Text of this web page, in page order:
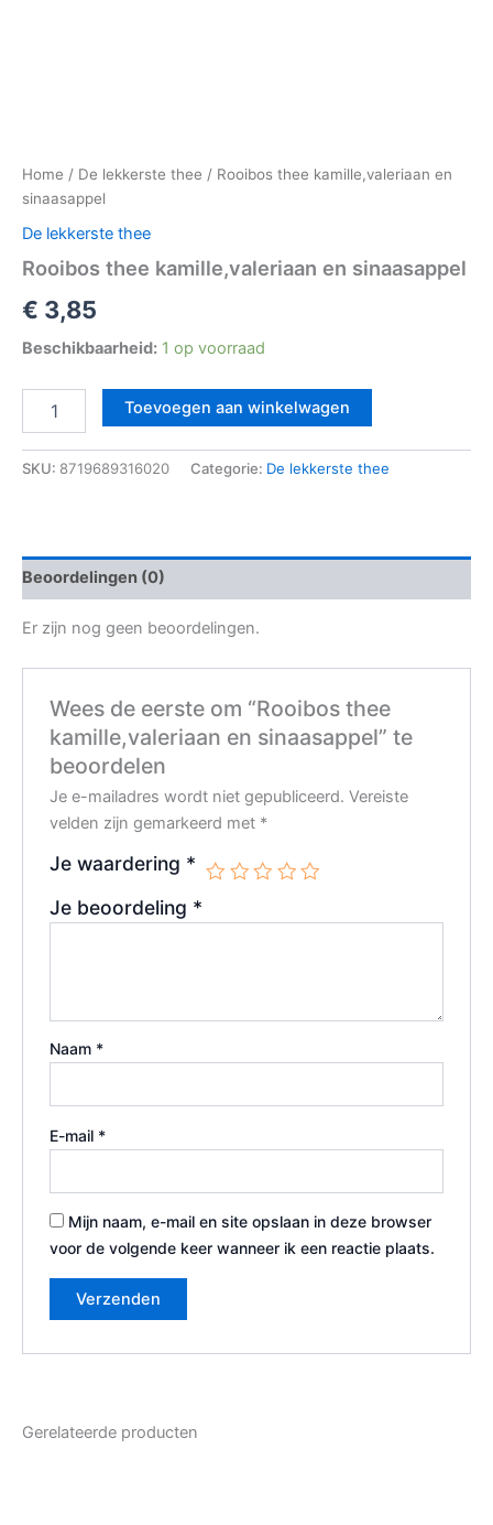
Home / De lekkerste thee / Rooibos thee kamille,valeriaan en
sinaasappel
De lekkerste thee
Rooibos thee kamille,valeriaan en sinaasappel
€ 3,85
Beschikbaarheid: 1 op voorraad
Toevoegen aan winkelwagen
SKU: 8719689316020 Categorie: De lekkerste thee
Beoordelingen (0)
Er zijn nog geen beoordelingen.
Wees de eerste om “Rooibos thee
kamille,valeriaan en sinaasappel” te
beoordelen
Je e-mailadres wordt niet gepubliceerd. Vereiste
velden zijn gemarkeerd met *
Je waardering *
Je beoordeling *
Naam *
E-mail *
Mijn naam, e-mail en site opslaan in deze browser
voor de volgende keer wanneer ik een reactie plaats.
Gerelateerde producten